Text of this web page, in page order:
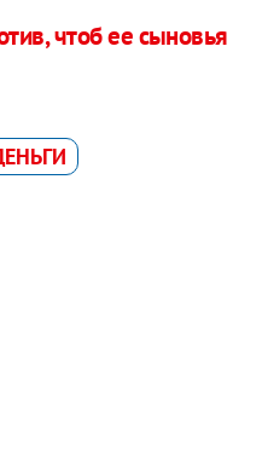
чтоб ее сыновья